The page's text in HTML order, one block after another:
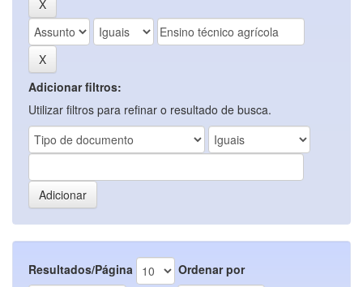
Adicionar filtros:
Utilizar filtros para refinar o resultado de busca.
Resultados/Página Ordenar por